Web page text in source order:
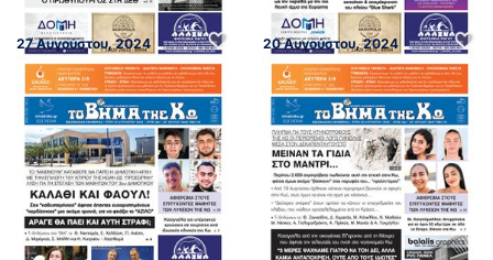
27 Αυγούστου, 2024 20 Αυγούστου, 2024